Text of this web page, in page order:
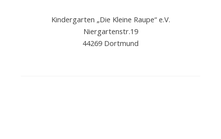
Kindergarten „Die Kleine Raupe“ e.V.
Niergartenstr.19
44269 Dortmund